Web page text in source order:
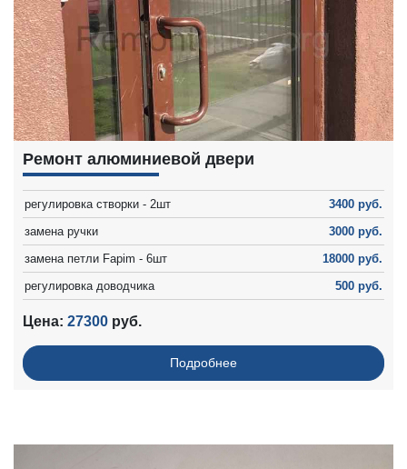
Ремонт алюминиевой двери
регулировка створки - 2шт
3400 руб.
замена ручки
3000 руб.
замена петли Fapim - 6шт
18000 руб.
регулировка доводчика
500 руб.
Выезд
Цена: 27300 руб.
Подробнее